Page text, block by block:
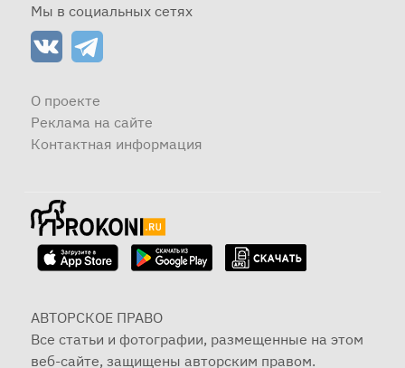
Мы в социальных сетях
О проекте
Реклама на сайте
Контактная информация
АВТОРСКОЕ ПРАВО
Все статьи и фотографии, размещенные на этом
веб-сайте, защищены авторским правом.